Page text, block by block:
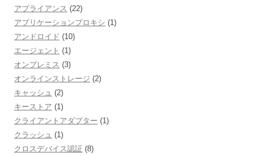
アプライアンス (22)
アプリケーションプロキシ (1)
アンドロイド (10)
エージェント (1)
オンプレミス (3)
オンラインストレージ (2)
キャッシュ (2)
キーストア (1)
クライアントアダプター (1)
クラッシュ (1)
クロスデバイス認証 (8)